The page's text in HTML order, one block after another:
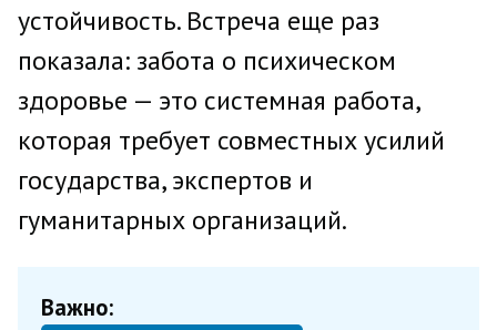
устойчивость. Встреча еще раз
показала: забота о психическом
здоровье — это системная работа,
которая требует совместных усилий
государства, экспертов и
гуманитарных организаций.
Важно: